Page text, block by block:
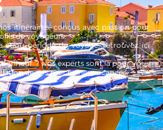
itinéraires, conçus avec passion pour
de voyageurs.
et/ou période de voyage, retrouvez ici
? Nos experts sont là pour vous
de vos prochaines vacances.